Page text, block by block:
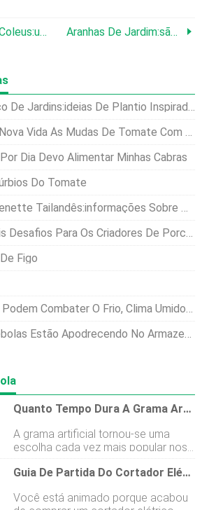
Obtenha Bushy Coleus:um Guia Passo A Passo Para Uma Folhagem Vibrante Aranhas De Jardim:são Perigosas Para Humanos E Animais De Estimação? (mordidas E Veneno)
De Plantio Inspiradas Em Cada Década
Às Mudas De Tomate Com Pernas Compridas
Dia Devo Alimentar Minhas Cabras
Do Tomate
Sobre Plantas 'Queenette' De Manjericão
Para Os Criadores De Porcos Dos EUA
Figo
Combater O Frio, Clima Úmido Com Tecnologia
Apodrecendo No Armazenamento? E Como Corrigi-Lo
Quanto Tempo Dura A Grama Artificial? [E Com Que Frequência Substituí-Lo]
A grama artificial tornou-se uma
escolha cada vez mais popular nos
últimos dois anos. Essa popularidade
vem de muitas melhorias feitas no
longevidade. Essa melhoria singular
Guia De Partida Do Cortador Elétrico Kobalt:um Passo A Passo Simples
Você está animado porque acabou